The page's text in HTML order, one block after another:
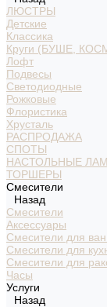
ЛЮСТРЫ
Детские
Классика
Круги (БУШЕ,
Лофт
Подвесы
Светодиодные
Рожковые
Флористика
Хрусталь
РАСПРОДАЖА
СПОТЫ
НАСТОЛЬНЫЕ
ТОРШЕРЫ
Смесители
Назад
Смесители
Аксессуары
Смесители для
Смесители для
Смесители для
Часы
Услуги
Назад